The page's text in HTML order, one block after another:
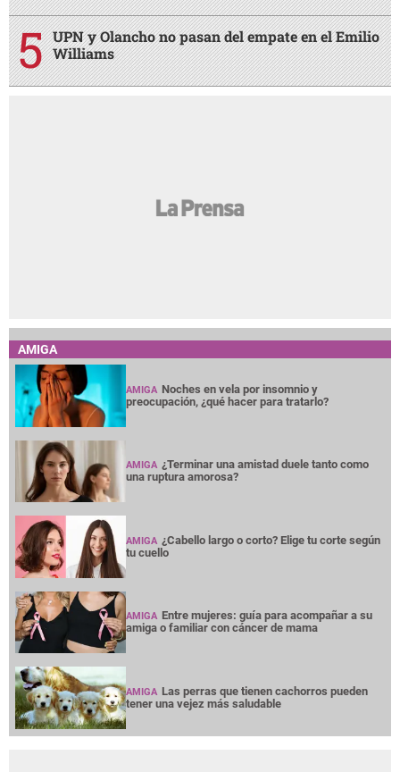
UPN y Olancho no pasan del empate en el Emilio
Williams
AMIGA
AMIGA Noches en vela por insomnio y
preocupación, ¿qué hacer para tratarlo?
AMIGA ¿Terminar una amistad duele tanto como
una ruptura amorosa?
AMIGA ¿Cabello largo o corto? Elige tu corte según
tu cuello
AMIGA Entre mujeres: guía para acompañar a su
amiga o familiar con cáncer de mama
AMIGA Las perras que tienen cachorros pueden
tener una vejez más saludable